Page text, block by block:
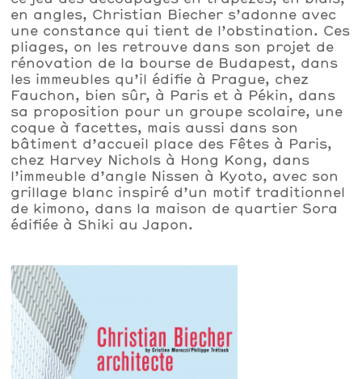
en angles, Christian Biecher s’adonne avec
une constance qui tient de l’obstination. Ces
pliages, on les retrouve dans son projet de
rénovation de la bourse de Budapest, dans
les immeubles qu’il édifie à Prague, chez
Fauchon, bien sûr, à Paris et à Pékin, dans
sa proposition pour un groupe scolaire, une
coque à facettes, mais aussi dans son
bâtiment d’accueil place des Fêtes à Paris,
chez Harvey Nichols à Hong Kong, dans
l’immeuble d’angle Nissen à Kyoto, avec son
grillage blanc inspiré d’un motif traditionnel
de kimono, dans la maison de quartier Sora
édifiée à Shiki au Japon.